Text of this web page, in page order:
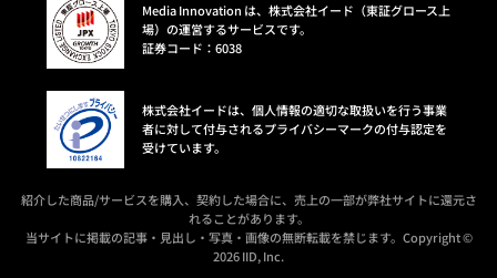
Media Innovation は、株式会社イード（東証グロース上
場）の運営するサービスです。
証券コード：6038
株式会社イードは、個人情報の適切な取扱いを行う事業
者に対して付与されるプライバシーマークの付与認定を
受けています。
紹介した商品/サービスを購入、契約した場合に、売上の一部が弊社サイトに還元さ
れることがあります。
当サイトに掲載の記事・見出し・写真・画像の無断転載を禁じます。Copyright ©
2026 IID, Inc.